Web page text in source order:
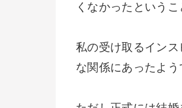
くなかったという
私の受け取るイン
な関係にあったよう